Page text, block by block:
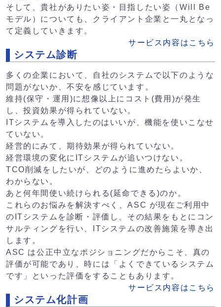
そして、貴社がありたい姿・目指したい姿（Will Be
モデル）についても、クライアント企業と一丸となっ
て定義していきます。
サービス内容はこちら
システム診断
多くの企業において、自社のシステムで以下のような
問題がないか、不安を感じています。
維持(保守・運用)に想像以上にコスト(費用)が発生
し、投資効果が得られていない。
ITシステムを導入したのはいいが、機能を使いこなせ
ていない。
経営的にみて、期待効果が得られていない。
経営環境の変化にITシステムが追いつけない。
TCO削減をしたいが、どのように進めたらよいか、
わからない。
あと何年間使い続けられる(延命できる)のか。
これらのお悩みを解決すべく、ASC が現在ご利用中
のITシステムを診断・評価し、その結果をもとにコン
サルティングを行い、ITシステムの改善施策を導き出
します。
ASC は公正中立なポジショニングだからこそ、真の
評価が可能であり、時には「よくできているシステム
です」といった評価をすることもあります。
サービス内容はこちら
システム化計画